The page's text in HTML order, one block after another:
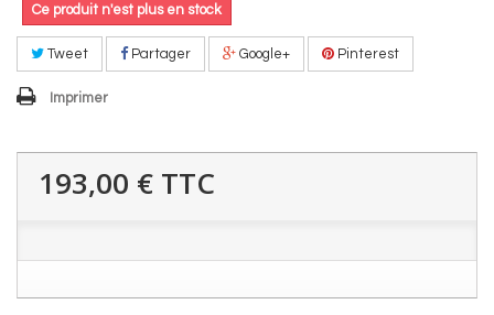
Ce produit n'est plus en stock
Tweet Partager Google+ Pinterest
Imprimer
193,00 € TTC